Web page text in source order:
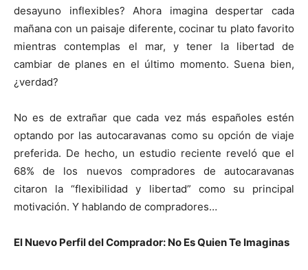
desayuno inflexibles? Ahora imagina despertar cada
mañana con un paisaje diferente, cocinar tu plato favorito
mientras contemplas el mar, y tener la libertad de
cambiar de planes en el último momento. Suena bien,
¿verdad?
No es de extrañar que cada vez más españoles estén
optando por las autocaravanas como su opción de viaje
preferida. De hecho, un estudio reciente reveló que el
68% de los nuevos compradores de autocaravanas
citaron la “flexibilidad y libertad” como su principal
motivación. Y hablando de compradores…
El Nuevo Perfil del Comprador: No Es Quien Te Imaginas